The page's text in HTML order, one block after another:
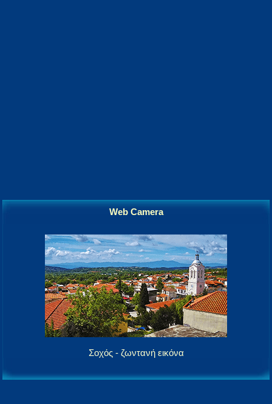
Web Camera
Σοχός - ζωντανή εικόνα